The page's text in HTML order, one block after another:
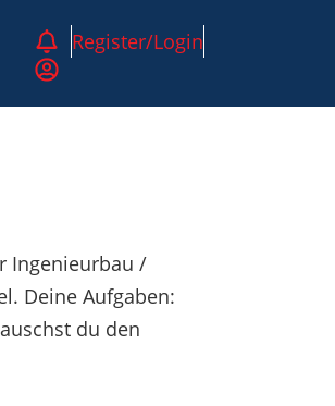
Register/Login
Ingenieurbau /
Deine Aufgaben:
du den